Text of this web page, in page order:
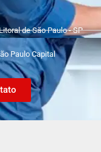
de São Paulo - SP
Paulo Capital